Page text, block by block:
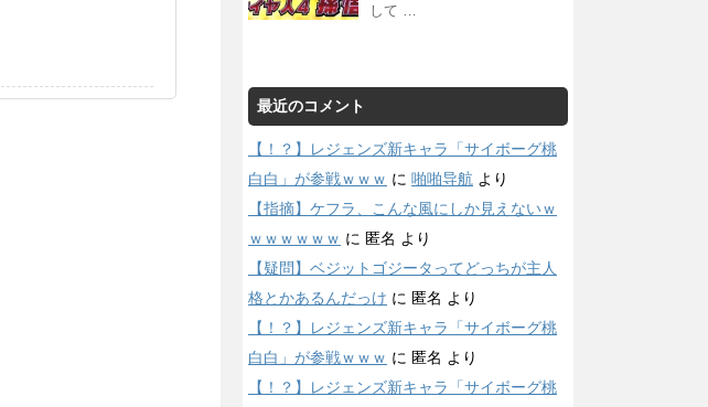
して …
最近のコメント
【！？】レジェンズ新キャラ「サイボーグ桃
白白」が参戦ｗｗｗ に 啪啪导航 より
【指摘】ケフラ、こんな風にしか見えないｗ
ｗｗｗｗｗｗ に 匿名 より
【疑問】ベジットゴジータってどっちが主人
格とかあるんだっけ に 匿名 より
【！？】レジェンズ新キャラ「サイボーグ桃
白白」が参戦ｗｗｗ に 匿名 より
【！？】レジェンズ新キャラ「サイボーグ桃